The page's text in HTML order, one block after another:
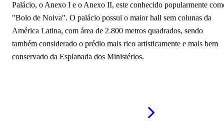
Palácio, o Anexo I e o Anexo II, este conhecido popularmente
"Bolo de Noiva". O palácio possui o maior hall sem colunas da
América Latina, com área de 2.800 metros quadrados, sendo
também considerado o prédio mais rico artisticamente e mais bem
conservado da Esplanada dos Ministérios.